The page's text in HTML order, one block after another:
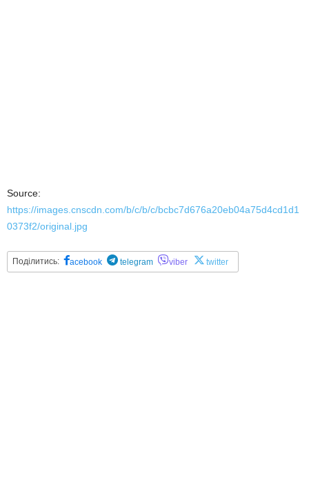
Source:
https://images.cnscdn.com/b/c/b/c/bcbc7d676a20eb04a75d4cd1d1
0373f2/original.jpg
Поділитись: acebook telegram viber twitter